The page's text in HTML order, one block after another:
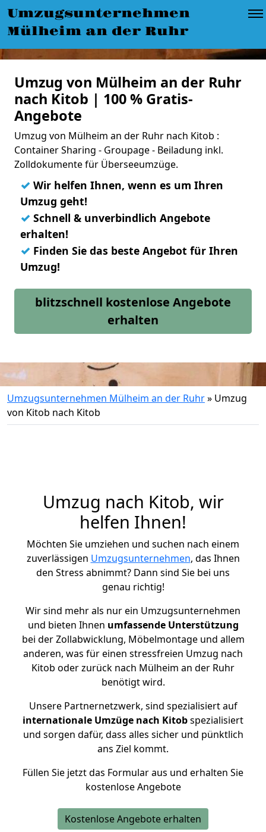
Umzugsunternehmen
Mülheim an der Ruhr
Umzug von Mülheim an der Ruhr
nach Kitob | 100 % Gratis-
Angebote
Umzug von Mülheim an der Ruhr nach Kitob :
Container Sharing - Groupage - Beiladung inkl.
Zolldokumente für Überseeumzüge.
✓ Wir helfen Ihnen, wenn es um Ihren
Umzug geht!
✓ Schnell & unverbindlich Angebote
erhalten!
✓ Finden Sie das beste Angebot für Ihren
Umzug!
blitzschnell kostenlose Angebote
erhalten
Umzugsunternehmen Mülheim an der Ruhr» Umzug
von Kitob nach Kitob
Umzug nach Kitob, wir
helfen Ihnen!
Möchten Sie umziehen und suchen nach einem
zuverlässigen Umzugsunternehmen, das Ihnen
den Stress abnimmt? Dann sind Sie bei uns
genau richtig!
Wir sind mehr als nur ein Umzugsunternehmen
und bieten Ihnen umfassende Unterstützung
bei der Zollabwicklung, Möbelmontage und allem
anderen, was für einen stressfreien Umzug nach
Kitob oder zurück nach Mülheim an der Ruhr
benötigt wird.
Unsere Partnernetzwerk, sind spezialisiert auf
internationale Umzüge nach Kitobspezialisiert
und sorgen dafür, dass alles sicher und pünktlich
ans Ziel kommt.
Füllen Sie jetzt das Formular aus und erhalten Sie
kostenlose Angebote
Kostenlose Angebote erhalten